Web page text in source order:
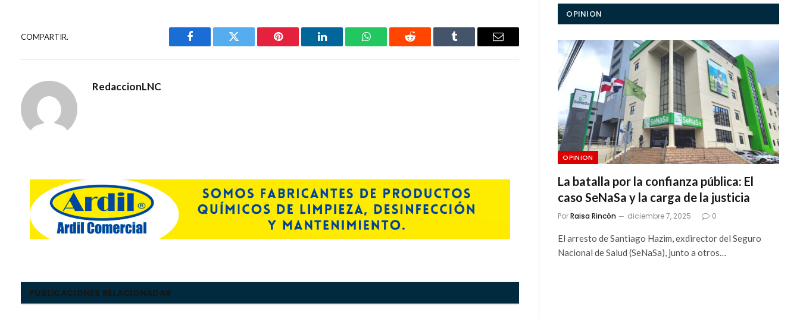
COMPARTIR.
Facebook Gorjeo Pinterest LinkedIn WhatsAppReddit Tumblr
Correo
RedaccionLNC
PUBLICACIONES RELACIONADAS
OPINION
OPINION
La batalla por la confianza pública: El
caso SeNaSa y la carga de la justicia
PorRaisa Rincón diciembre 7, 2025 0
El arresto de Santiago Hazim, exdirector del Seguro
Nacional de Salud (SeNaSa), junto a otros…